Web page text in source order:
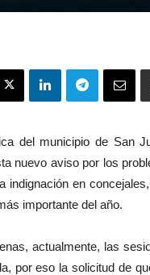
del municipio de San
nuevo aviso por los
indignación en
importante del año.
actualmente, las
por eso la solicitud de